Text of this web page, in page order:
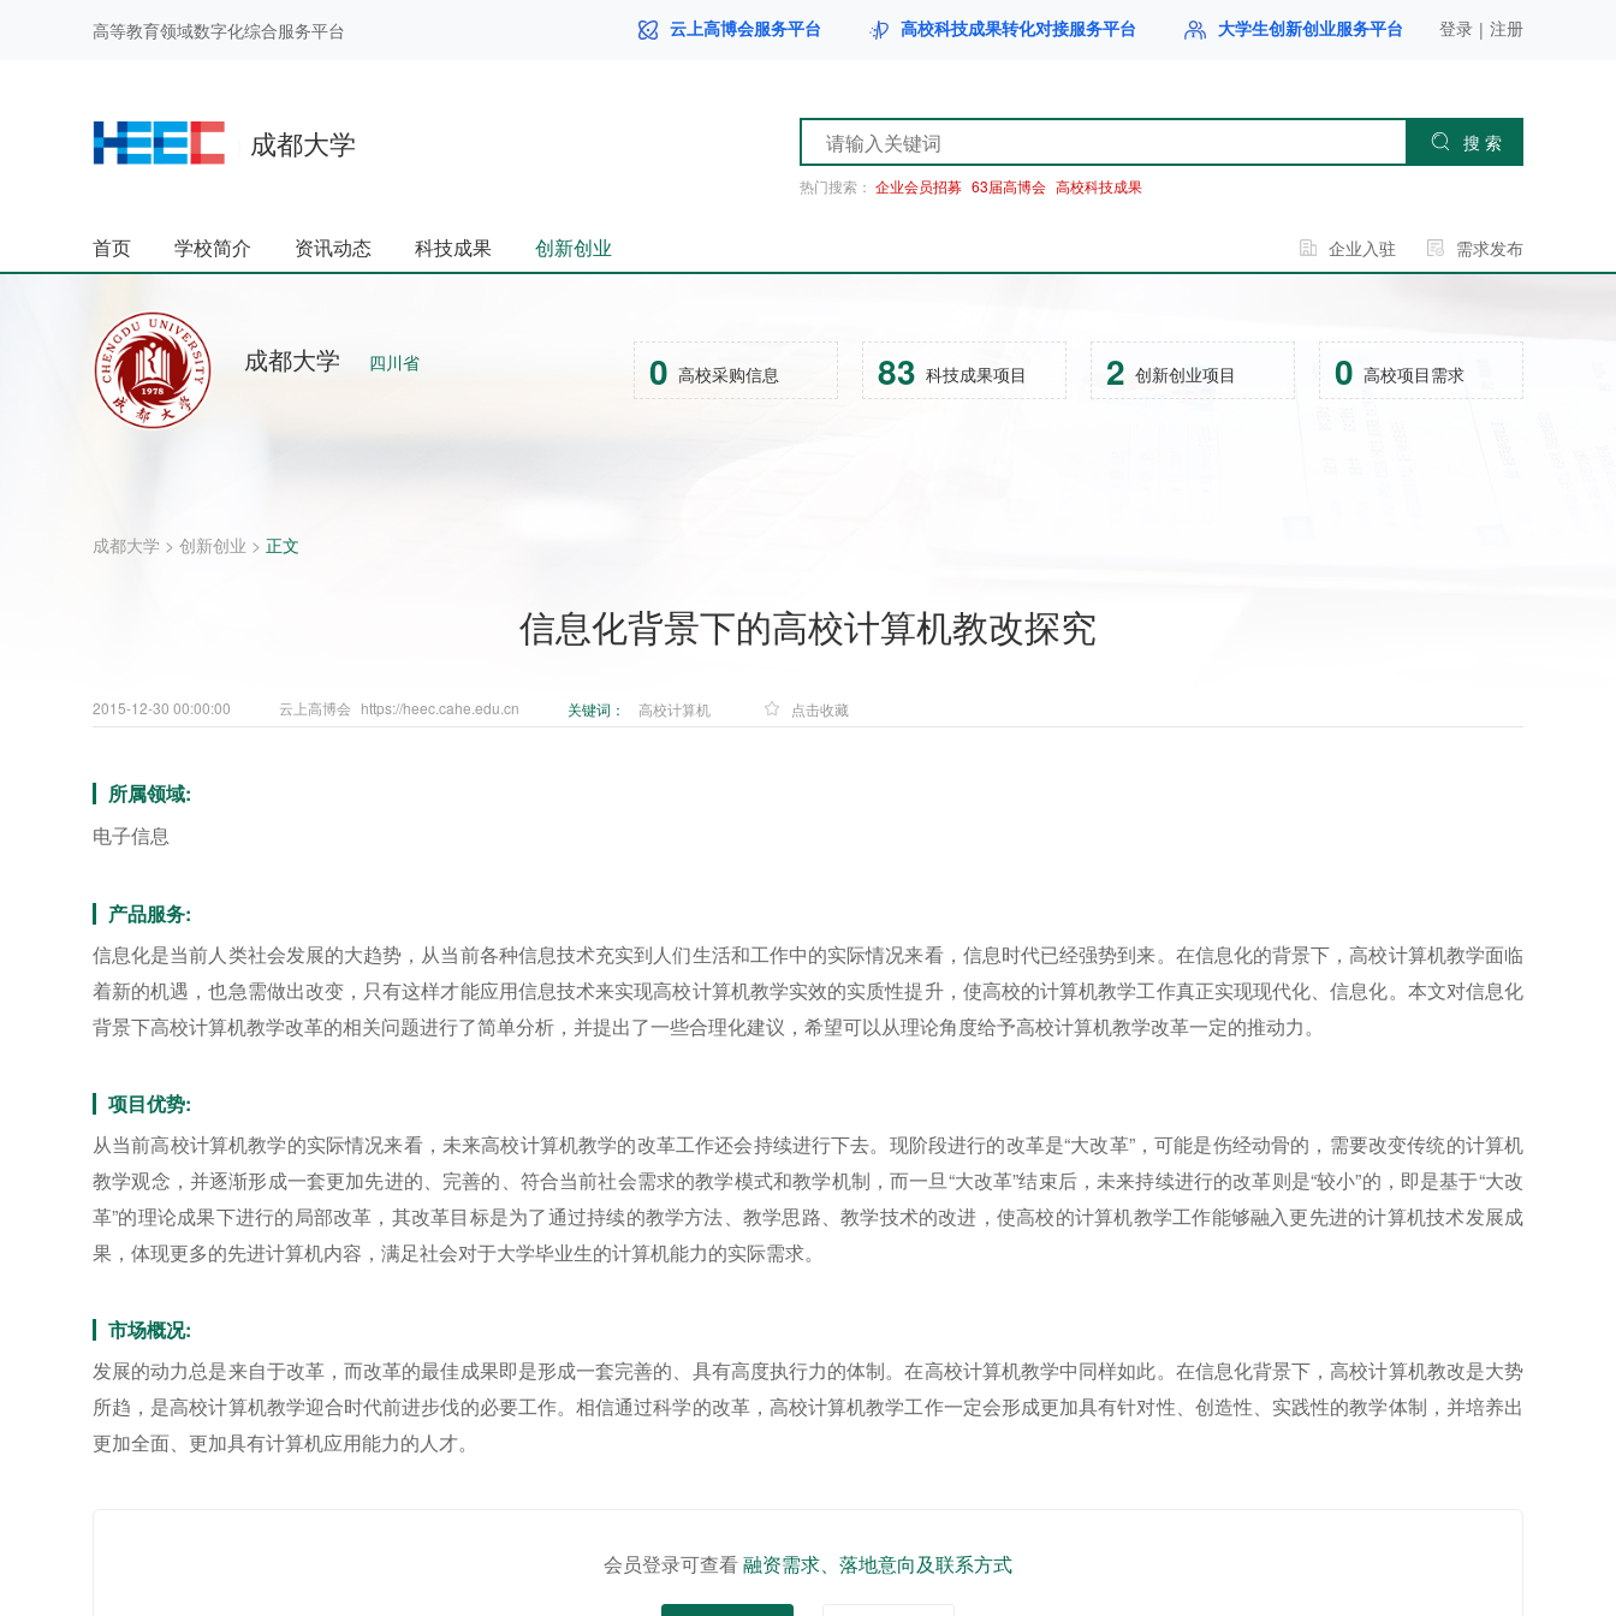
高等教育领域数字化综合服务平台 云上高博会服务平台 高校科技成果转化对接服务平台 大学生创新创业服务平台 登录 | 注册
成都大学 搜 索
热门搜索： 企业会员招募 63届高博会 高校科技成果
首页 学校简介 资讯动态 科技成果 创新创业 企业入驻 需求发布
成都大学 四川省 0 高校采购信息 83 科技成果项目 2 创新创业项目 0 高校项目需求
成都大学 > 创新创业 > 正文
信息化背景下的高校计算机教改探究
2015-12-30 00:00:00 云上高博会 https://heec.cahe.edu.cn 关键词： 高校计算机 点击收藏
所属领域:
电子信息
产品服务:
信息化是当前人类社会发展的大趋势，从当前各种信息技术充实到人们生活和工作中的实际情况来看，信息时代已经强势到来。在信息化的背景下，高校计算机教学面临
着新的机遇，也急需做出改变，只有这样才能应用信息技术来实现高校计算机教学实效的实质性提升，使高校的计算机教学工作真正实现现代化、信息化。本文对信息化
背景下高校计算机教学改革的相关问题进行了简单分析，并提出了一些合理化建议，希望可以从理论角度给予高校计算机教学改革一定的推动力。
项目优势:
从当前高校计算机教学的实际情况来看，未来高校计算机教学的改革工作还会持续进行下去。现阶段进行的改革是“大改革”，可能是伤经动骨的，需要改变传统的计算机
教学观念，并逐渐形成一套更加先进的、完善的、符合当前社会需求的教学模式和教学机制，而一旦“大改革”结束后，未来持续进行的改革则是“较小”的，即是基于“大改
革”的理论成果下进行的局部改革，其改革目标是为了通过持续的教学方法、教学思路、教学技术的改进，使高校的计算机教学工作能够融入更先进的计算机技术发展成
果，体现更多的先进计算机内容，满足社会对于大学毕业生的计算机能力的实际需求。
市场概况:
发展的动力总是来自于改革，而改革的最佳成果即是形成一套完善的、具有高度执行力的体制。在高校计算机教学中同样如此。在信息化背景下，高校计算机教改是大势
所趋，是高校计算机教学迎合时代前进步伐的必要工作。相信通过科学的改革，高校计算机教学工作一定会形成更加具有针对性、创造性、实践性的教学体制，并培养出
更加全面、更加具有计算机应用能力的人才。
会员登录可查看融资需求、落地意向及联系方式